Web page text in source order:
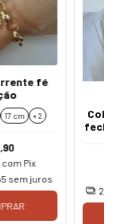
fé
17 cm + 2
com Pix
sem juros
2